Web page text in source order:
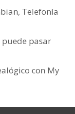
, Telefonía
puede pasar
con My